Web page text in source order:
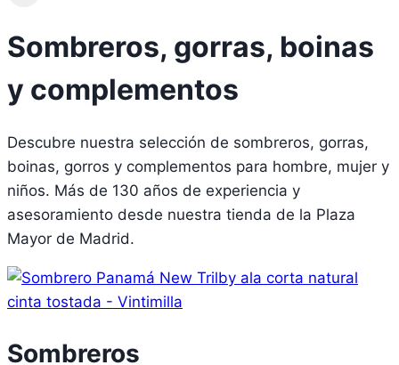
Sombreros, gorras, boinas
y complementos
Descubre nuestra selección de sombreros, gorras,
boinas, gorros y complementos para hombre, mujer y
niños. Más de 130 años de experiencia y
asesoramiento desde nuestra tienda de la Plaza
Mayor de Madrid.
Sombreros